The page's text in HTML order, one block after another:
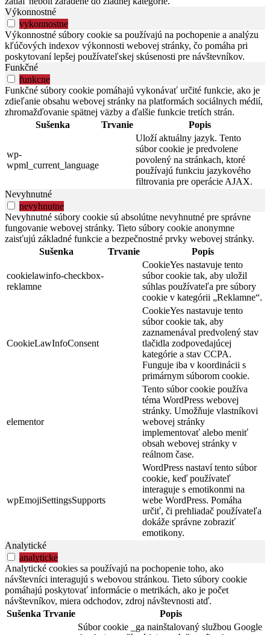
Výkonnostné
vykonnostne
Výkonnostné súbory cookie sa používajú na pochopenie a analýzu
kľúčových indexov výkonnosti webovej stránky, čo pomáha pri
poskytovaní lepšej používateľskej skúsenosti pre návštevníkov.
Funkčné
funkcne
Funkčné súbory cookie pomáhajú vykonávať určité funkcie, ako je
zdieľanie obsahu webovej stránky na platformách sociálnych médií,
zhromažďovanie spätnej väzby a ďalšie funkcie tretích strán.
Sušenka
Trvanie Popis
wp-
wpml_current_language
Uloží aktuálny jazyk. Tento
súbor cookie je predvolene
povolený na stránkach, ktoré
používajú funkciu jazykového
filtrovania pre operácie AJAX.
Nevyhnutné
nevyhnutne
Nevyhnutné súbory cookie sú absolútne nevyhnutné pre správne
fungovanie webovej stránky. Tieto súbory cookie anonymne
zaisťujú základné funkcie a bezpečnostné prvky webovej stránky.
Sušenka
Trvanie Popis
cookielawinfo-checkbox-
reklamne
CookieYes nastavuje tento
súbor cookie tak, aby uložil
súhlas používateľa pre súbory
cookie v kategórii „Reklamne“.
CookieLawInfoConsent
CookieYes nastavuje tento
súbor cookie tak, aby
zaznamenával predvolený stav
tlačidla zodpovedajúcej
kategórie a stav CCPA.
Funguje iba v koordinácii s
primárnym súborom cookie.
elementor
Tento súbor cookie používa
téma WordPress webovej
stránky. Umožňuje vlastníkovi
webovej stránky
implementovať alebo meniť
obsah webovej stránky v
reálnom čase.
wpEmojiSettingsSupports
WordPress nastaví tento súbor
cookie, keď používateľ
interaguje s emotikonmi na
webe WordPress. Pomáha
určiť, či prehliadač používateľa
dokáže správne zobraziť
emotikony.
Analytické
analyticke
Analytické cookies sa používajú na pochopenie toho, ako
návštevníci interagujú s webovou stránkou. Tieto súbory cookie
pomáhajú poskytovať informácie o metrikách, ako je počet
návštevníkov, miera odchodov, zdroj návštevnosti atď.
Sušenka Trvanie
Popis
Súbor cookie _ga nainštalovaný službou Google